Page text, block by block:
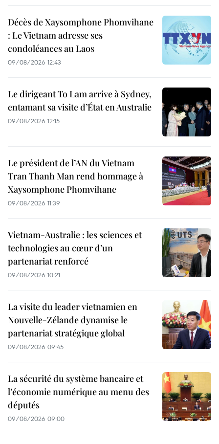
Décès de Xaysomphone Phomvihane
: Le Vietnam adresse ses
condoléances au Laos
09/08/2026 12:43
Le dirigeant To Lam arrive à Sydney,
entamant sa visite d’État en Australie
09/08/2026 12:15
Le président de l’AN du Vietnam
Tran Thanh Man rend hommage à
Xaysomphone Phomvihane
09/08/2026 11:39
Vietnam-Australie : les sciences et
technologies au cœur d’un
partenariat renforcé
09/08/2026 10:21
La visite du leader vietnamien en
Nouvelle-Zélande dynamise le
partenariat stratégique global
09/08/2026 09:45
La sécurité du système bancaire et
l’économie numérique au menu des
députés
09/08/2026 09:00